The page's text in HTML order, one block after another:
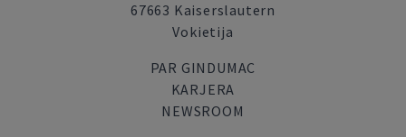
67663 Kaiserslautern
Vokietija
PAR GINDUMAC
KARJERA
NEWSROOM